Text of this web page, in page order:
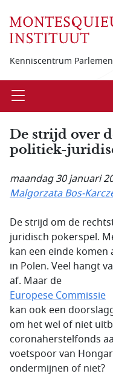
Kenniscentrum
Open
De strijd over
politiek-
maandag 30 januari
Malgorzata Bos-
De strijd om de
juridisch pokerspel.
kan een einde komen
in Polen. Veel hangt
af. Maar de
Europese Commissie
kan ook een
om het wel of niet
coronaherstelfonds
voetspoor van
ondermijnen of niet?